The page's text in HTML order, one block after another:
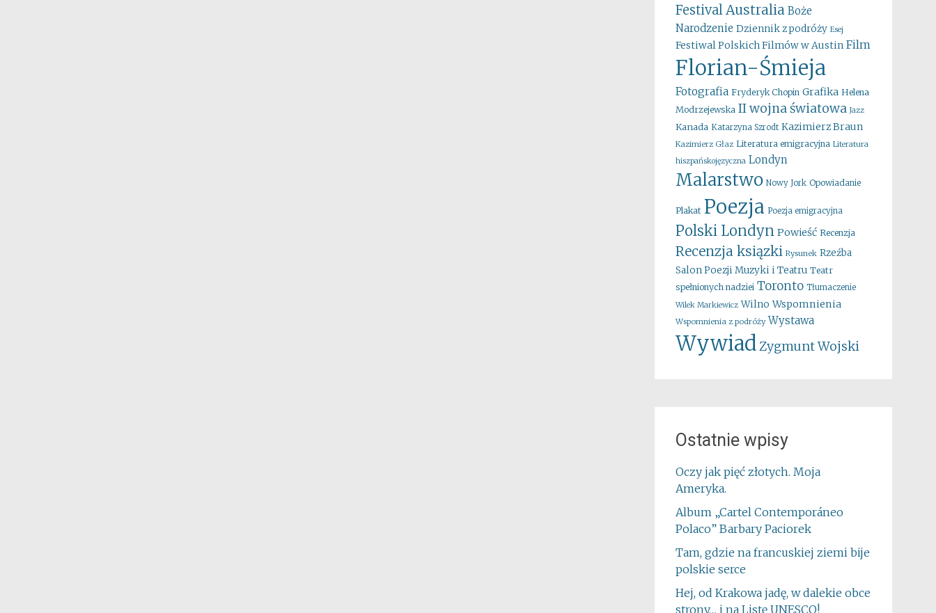
FestivalAustralia Boże
Narodzenie Dziennik z podróży Esej
Festiwal Polskich Filmów w Austin Film
Florian-Śmieja
Fotografia Fryderyk Chopin Grafika Helena
Modrzejewska II wojna światowa Jazz
Kanada Katarzyna Szrodt Kazimierz Braun
Kazimierz Głaz Literatura emigracyjna Literatura
hiszpańskojęzyczna Londyn
Malarstwo Nowy Jork Opowiadanie
Plakat Poezja Poezja emigracyjna
Polski Londyn Powieść Recenzja
Recenzja ksiązki Rysunek Rzeźba
Salon Poezji Muzyki i Teatru Teatr
spełnionych nadziei Toronto Tłumaczenie
Wilek Markiewicz Wilno Wspomnienia
Wspomnienia z podróży Wystawa
WywiadZygmunt Wojski
Ostatnie wpisy
Oczy jak pięć złotych. Moja
Ameryka.
Album „Cartel Contemporáneo
Polaco” Barbary Paciorek
Tam, gdzie na francuskiej ziemi bije
polskie serce
Hej, od Krakowa jadę, w dalekie obce
strony… i na Listę UNESCO!